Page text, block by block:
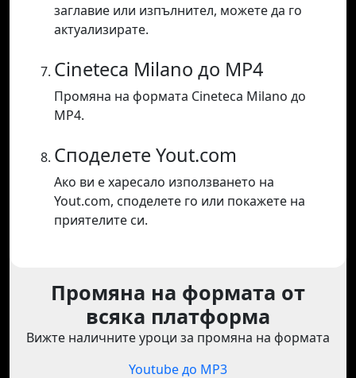
заглавие или изпълнител, можете да го
актуализирате.
Cineteca Milano до MP4
Промяна на формата Cineteca Milano до
MP4.
Споделете Yout.com
Ако ви е харесало използването на
Yout.com, споделете го или покажете на
приятелите си.
Промяна на формата от
всяка платформа
Вижте наличните уроци за промяна на формата
Youtube до MP3